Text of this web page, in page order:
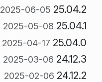
25.04.2
2025-06-05
25.04.1
2025-05-08
25.04.0
2025-04-17
24.12.3
2025-03-06
24.12.2
2025-02-06